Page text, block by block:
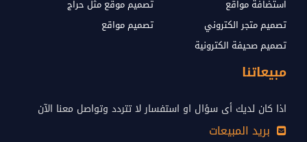
استضافة مواقع
تصميم موقع مثل حراج
تصميم متجر الكتروني
تصميم مواقع
تصميم صحيفة الكترونية
مبيعاتنا
اذا كان لديك أى سؤال او استفسار لا تتردد وتواصل معنا الآن
بريد المبيعات